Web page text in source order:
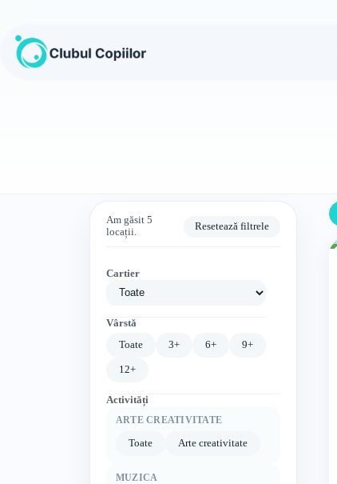
conținut
Am găsit 5
locații.
Resetează filtrele
Cartier
Vârstă
Toate
3+ 6+ 9+
12+
Activități
ARTE CREATIVITATE
Toate Arte creativitate
MUZICA